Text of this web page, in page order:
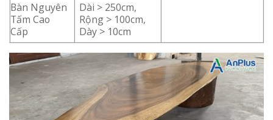
Bàn Nguyên
Tấm Cao
Cấp
Dài > 250cm,
Rộng > 100cm,
Dày > 10cm